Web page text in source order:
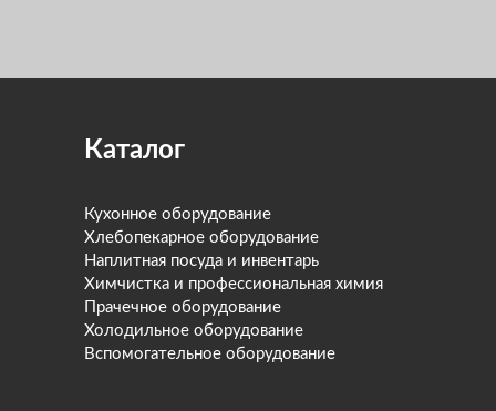
Каталог
Кухонное оборудование
Хлебопекарное оборудование
Наплитная посуда и инвентарь
Химчистка и профессиональная химия
Прачечное оборудование
Холодильное оборудование
Вспомогательное оборудование